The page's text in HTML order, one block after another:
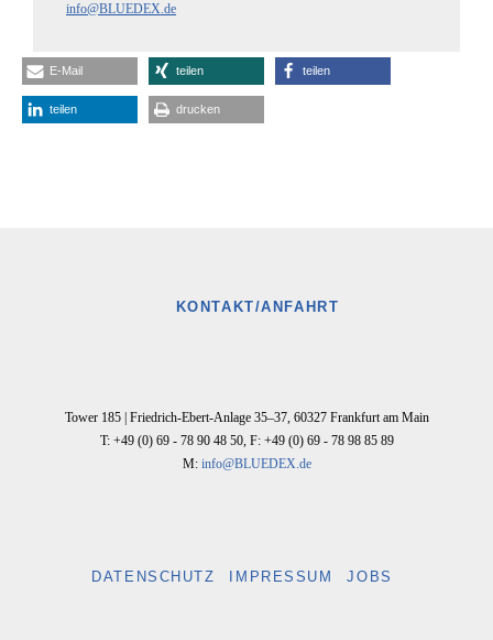
info@BLUEDEX.de
E-Mail teilen teilen
teilen drucken
KONTAKT/ANFAHRT
Tower 185 | Friedrich-Ebert-Anlage 35–37, 60327 Frankfurt am Main
T: +49 (0) 69 - 78 90 48 50, F: +49 (0) 69 - 78 98 85 89
M: info@BLUEDEX.de
DATENSCHUTZ IMPRESSUM JOBS